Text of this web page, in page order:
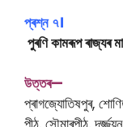
প্ৰশ্ন ৭।
পুৰণি কামৰূপ ৰাজ্যৰ
উত্তৰ—
প্ৰাগজ্যোতিষপুৰ,